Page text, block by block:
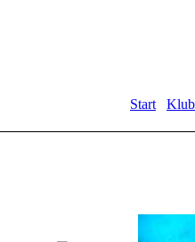
Start Klub